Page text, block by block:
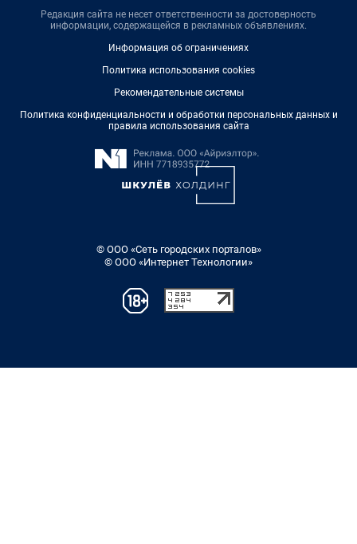
Редакция сайта не несет ответственности за достоверность
информации, содержащейся в рекламных объявлениях.
Информация об ограничениях
Политика использования cookies
Рекомендательные системы
Политика конфиденциальности и обработки персональных данных и
правила использования сайта
© ООО «Сеть городских порталов»
© ООО «Интернет Технологии»